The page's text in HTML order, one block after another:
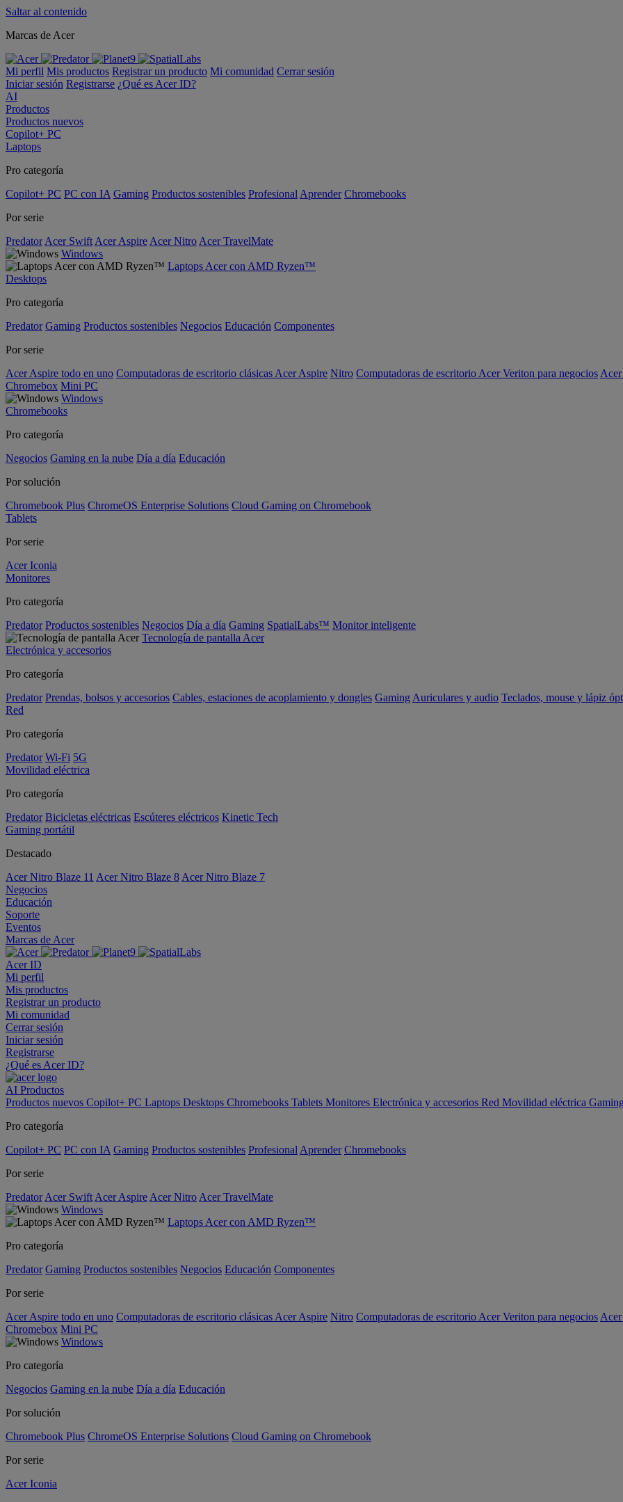
Saltar al contenido
Marcas de Acer
Mi perfil Mis productos Registrar un producto Mi comunidad Cerrar sesión
Iniciar sesión Registrarse ¿Qué es Acer ID?
AI
Productos
Productos nuevos
Copilot+ PC
Laptops
Pro categoría
Copilot+ PC PC con IA Gaming Productos sostenibles Profesional Aprender Chromebooks
Por serie
Predator Acer Swift Acer Aspire Acer Nitro Acer TravelMate
Windows
Laptops Acer con AMD Ryzen™
Desktops
Pro categoría
Predator Gaming Productos sostenibles Negocios Educación Componentes
Por serie
Acer Aspire todo en uno Computadoras de escritorio clásicas Acer Aspire Nitro Computadoras de escritorio Acer Veriton para negocios
Chromebox Mini PC
Windows
Chromebooks
Pro categoría
Negocios Gaming en la nube Día a día Educación
Por solución
Chromebook Plus ChromeOS Enterprise Solutions Cloud Gaming on Chromebook
Tablets
Por serie
Acer Iconia
Monitores
Pro categoría
Predator Productos sostenibles Negocios Día a día Gaming SpatialLabs™ Monitor inteligente
Tecnología de pantalla Acer
Electrónica y accesorios
Pro categoría
Predator Prendas, bolsos y accesorios Cables, estaciones de acoplamiento y dongles Gaming Auriculares y audio Teclados, mouse y lápiz
Red
Pro categoría
Predator Wi-Fi 5G
Movilidad eléctrica
Pro categoría
Predator Bicicletas eléctricas Escúteres eléctricos Kinetic Tech
Gaming portátil
Destacado
Acer Nitro Blaze 11 Acer Nitro Blaze 8 Acer Nitro Blaze 7
Negocios
Educación
Soporte
Eventos
Marcas de Acer
Acer ID
Mi perfil
Mis productos
Registrar un producto
Mi comunidad
Cerrar sesión
Iniciar sesión
Registrarse
¿Qué es Acer ID?
AI Productos
Productos nuevos Copilot+ PC Laptops Desktops Chromebooks Tablets Monitores Electrónica y accesorios Red Movilidad eléctrica
Pro categoría
Copilot+ PC PC con IA Gaming Productos sostenibles Profesional Aprender Chromebooks
Por serie
Predator Acer Swift Acer Aspire Acer Nitro Acer TravelMate
Windows
Laptops Acer con AMD Ryzen™
Pro categoría
Predator Gaming Productos sostenibles Negocios Educación Componentes
Por serie
Acer Aspire todo en uno Computadoras de escritorio clásicas Acer Aspire Nitro Computadoras de escritorio Acer Veriton para negocios
Chromebox Mini PC
Windows
Pro categoría
Negocios Gaming en la nube Día a día Educación
Por solución
Chromebook Plus ChromeOS Enterprise Solutions Cloud Gaming on Chromebook
Por serie
Acer Iconia